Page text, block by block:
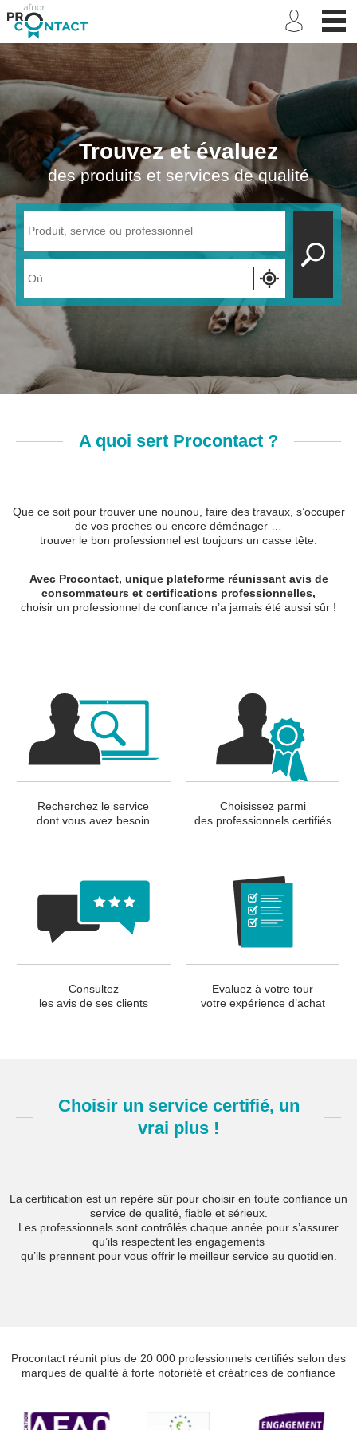
Trouvez et évaluez
des produits et services de qualité
A quoi sert Procontact ?
Que ce soit pour trouver une nounou, faire des travaux, s’occuper
de vos proches ou encore déménager …
trouver le bon professionnel est toujours un casse tête.
Avec Procontact, unique plateforme réunissant avis de
consommateurs et certifications professionnelles,
choisir un professionnel de confiance n’a jamais été aussi sûr !
Recherchez le service
dont vous avez besoin
Choisissez parmi
des professionnels certifiés
Consultez
les avis de ses clients
Evaluez à votre tour
votre expérience d’achat
Choisir un service certifié, un
vrai plus !
La certification est un repère sûr pour choisir en toute confiance un
service de qualité, fiable et sérieux.
Les professionnels sont contrôlés chaque année pour s’assurer
qu’ils respectent les engagements
qu’ils prennent pour vous offrir le meilleur service au quotidien.
Procontact réunit plus de 20 000 professionnels certifiés selon des
marques de qualité à forte notoriété et créatrices de confiance